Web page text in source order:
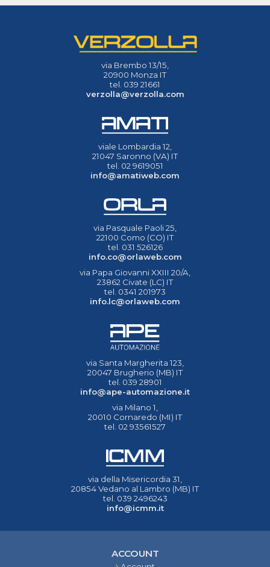
via Brembo 13/15,
20900 Monza IT
tel. 039 21661
verzolla@verzolla.com
viale Lombardia 12,
21047 Saronno (VA) IT
tel. 02 9619051
info@amatiweb.com
via Pasquale Paoli 25,
22100 Como (CO) IT
tel. 031 526126
info.co@orlaweb.com
via Papa Giovanni XXIII 20/A,
23862 Civate (LC) IT
tel. 0341 201973
info.lc@orlaweb.com
via Santa Margherita 123,
20047 Brugherio (MB) IT
tel. 039 28901
info@ape-automazione.it
via Milano 1,
20010 Cornaredo (MI) IT
tel. 02 93561527
via della Misericordia 31,
20854 Vedano al Lambro (MB) IT
tel. 039 2496243
info@icmm.it
ACCOUNT